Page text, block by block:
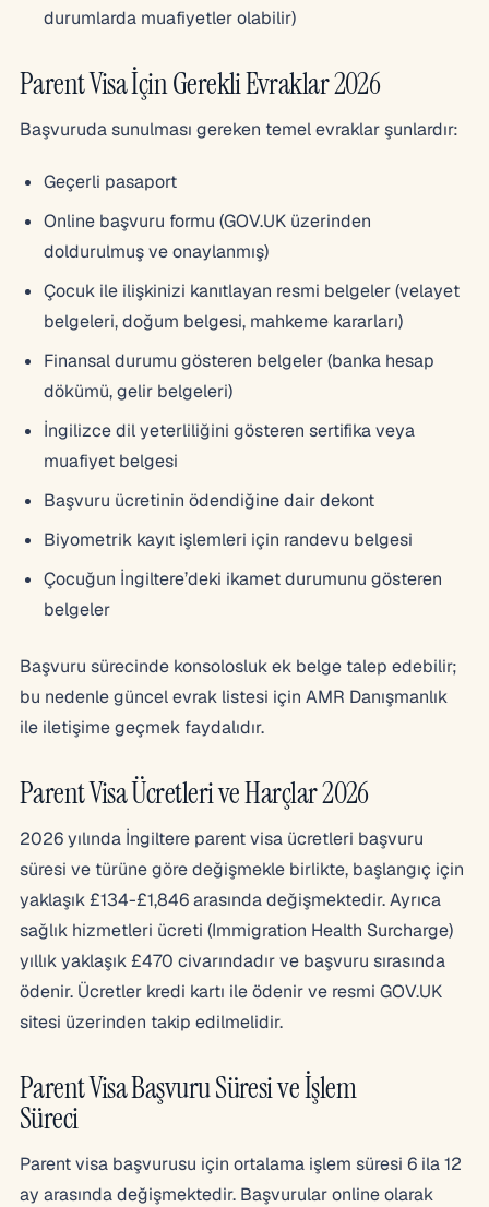
durumlarda muafiyetler olabilir)
Parent Visa İçin Gerekli Evraklar 2026
Başvuruda sunulması gereken temel evraklar şunlardır:
Geçerli pasaport
Online başvuru formu (GOV.UK üzerinden
doldurulmuş ve onaylanmış)
Çocuk ile ilişkinizi kanıtlayan resmi belgeler (velayet
belgeleri, doğum belgesi, mahkeme kararları)
Finansal durumu gösteren belgeler (banka hesap
dökümü, gelir belgeleri)
İngilizce dil yeterliliğini gösteren sertifika veya
muafiyet belgesi
Başvuru ücretinin ödendiğine dair dekont
Biyometrik kayıt işlemleri için randevu belgesi
Çocuğun İngiltere’deki ikamet durumunu gösteren
belgeler
Başvuru sürecinde konsolosluk ek belge talep edebilir;
bu nedenle güncel evrak listesi için AMR Danışmanlık
ile iletişime geçmek faydalıdır.
Parent Visa Ücretleri ve Harçlar 2026
2026 yılında İngiltere parent visa ücretleri başvuru
süresi ve türüne göre değişmekle birlikte, başlangıç için
yaklaşık £134-£1,846 arasında değişmektedir. Ayrıca
sağlık hizmetleri ücreti (Immigration Health Surcharge)
yıllık yaklaşık £470 civarındadır ve başvuru sırasında
ödenir. Ücretler kredi kartı ile ödenir ve resmi GOV.UK
sitesi üzerinden takip edilmelidir.
Parent Visa Başvuru Süresi ve İşlem
Süreci
Parent visa başvurusu için ortalama işlem süresi 6 ila 12
ay arasında değişmektedir. Başvurular online olarak